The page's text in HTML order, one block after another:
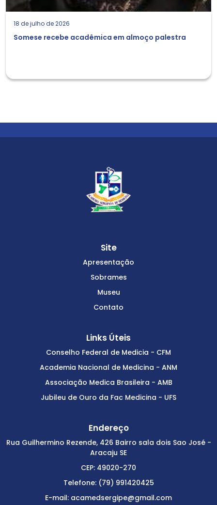
18 de julho de 2026
Somese recebe acadêmica em almoço palestra
Site
Apresentação
Sobrames
Museu
Contato
Links Úteis
Conselho Federal de Medicia - CFM
Academia Nacional de Medicina - ANM
Associação Medica Brasileira - AMB
Jubileu de Ouro da Fac Medicina - UFS
Endereço
Rua Guilhermino Rezende, 426 Bairro sala dois Sao José -
Aracaju SE
CEP: 49020-270
Telefone: (79) 991420425
E-mail: acamedsergipe@gmail.com